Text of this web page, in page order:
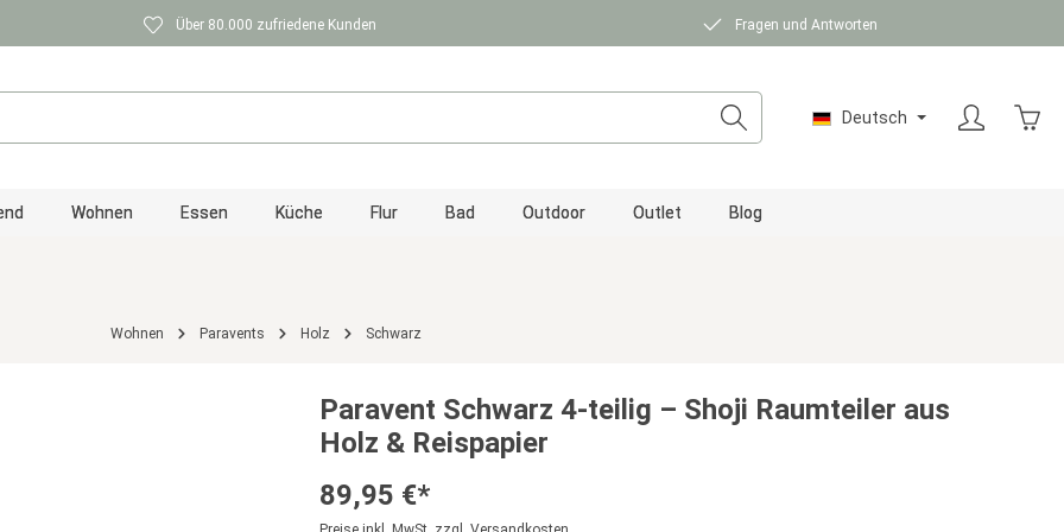
Über 80.000 zufriedene Kunden Fragen und Antworten
Deutsch
Wohnen Essen Küche Flur Bad Outdoor Outlet Blog
Wohnen Paravents Holz Schwarz
Paravent Schwarz 4-teilig – Shoji Raumteiler aus
Holz & Reispapier
89,95 €*